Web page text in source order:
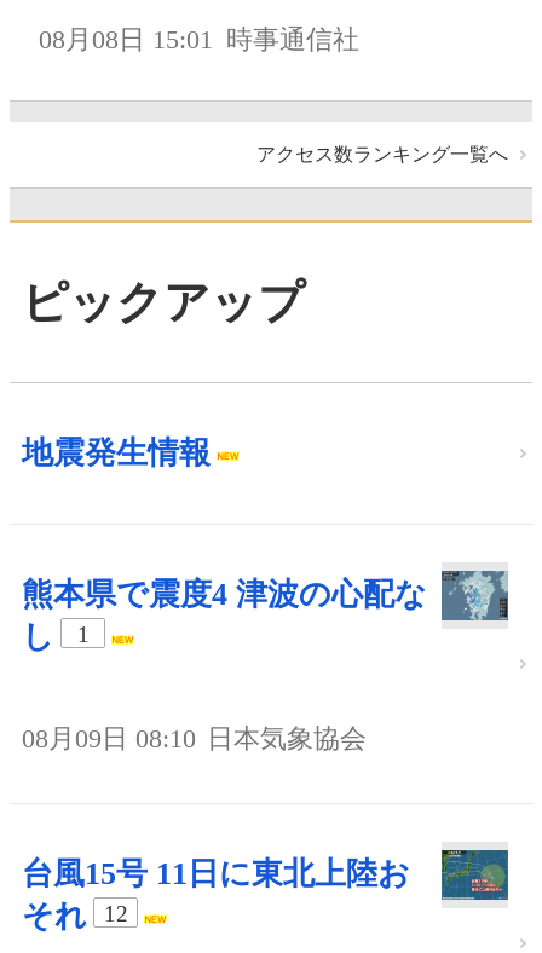
08月08日 15:01 時事通信社
アクセス数ランキング一覧へ
ピックアップ
地震発生情報
熊本県で震度4 津波の心配な
し
1
08月09日 08:10 日本気象協会
台風15号 11日に東北上陸お
それ
12